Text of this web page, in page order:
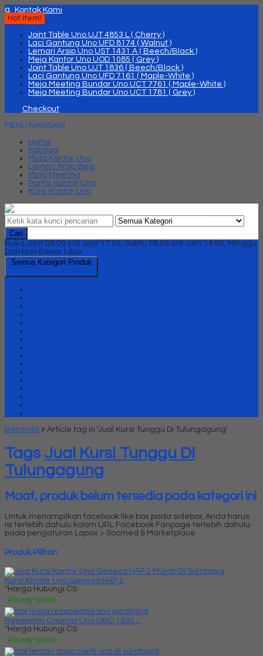
q
Kontak Kami
Hot Item!
Joint Table Uno UJT 4853 L ( Cherry )
Laci Gantung Uno UFD 8174 ( Walnut )
Lemari Arsip Uno UST 1431 A ( Beech/Black )
Meja Kantor Uno UOD 1085 ( Grey )
Joint Table Uno UJT 1836 ( Beech/Black )
Laci Gantung Uno UFD 7161 ( Maple-White )
Meja Meeting Bundar Uno UCT 7761 ( Maple-White )
Meja Meeting Bundar Uno UCT 1781 ( Grey )
Checkout
MENU NAVIGASI
Home
Katalog
Meja Kantor Uno
Lemari Arsip Besi
Meja Meeting
Partisi Kantor Uno
Kursi Kantor Uno
Cari
Buka Jam 08.00 s/d Jam 17.00, Sabtu 08.00 s/d Jam 14.00, Minggu
Dan Hari Besar Libur
Semua Kategori Produk
Beranda » Article tag in 'Jual Kursi Tunggu Di Tulungagung'
Tags Jual Kursi Tunggu Di
Tulungagung
Maaf, produk belum tersedia pada kategori ini
Untuk menampilkan facebook like box pada sidebar, Anda harus
isi terlebih dahulu kolom URL Facebook Fanpage terlebih dahulu
pada pengaturan Lapax > Socmed & Marketplace
Produk Pilihan
Kursi Kantor Uno Geneva HAP 2
*Harga Hubungi CS
Ready Stock
Reception Counter Uno URC 1935....
*Harga Hubungi CS
Ready Stock